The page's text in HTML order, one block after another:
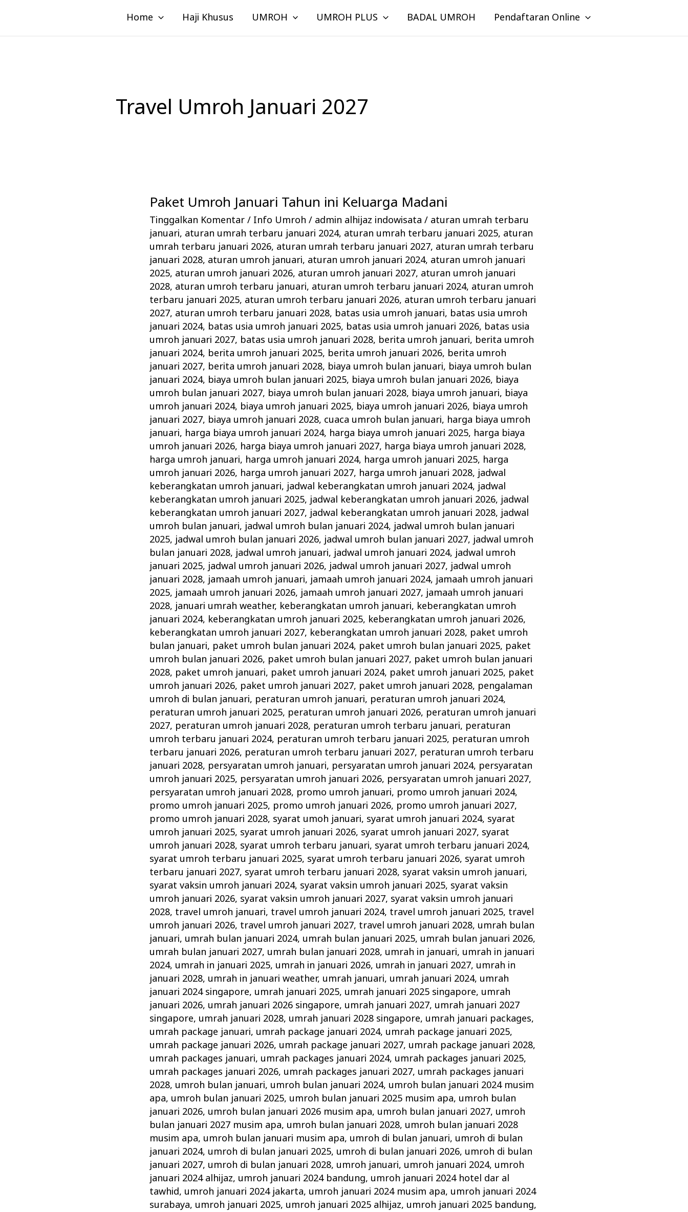
konten
Home Haji Khusus UMROH UMROH PLUS BADAL UMROH Pendaftaran Online
Travel Umroh Januari 2027
Paket Umroh Januari Tahun ini Keluarga Madani
Tinggalkan Komentar / Info Umroh / admin alhijaz indowisata/ aturan umrah terbaru
januari, aturan umrah terbaru januari 2024, aturan umrah terbaru januari 2025, aturan
umrah terbaru januari 2026, aturan umrah terbaru januari 2027, aturan umrah terbaru
januari 2028, aturan umroh januari, aturan umroh januari 2024, aturan umroh januari
2025, aturan umroh januari 2026, aturan umroh januari 2027, aturan umroh januari
2028, aturan umroh terbaru januari, aturan umroh terbaru januari 2024, aturan umroh
terbaru januari 2025, aturan umroh terbaru januari 2026, aturan umroh terbaru januari
2027, aturan umroh terbaru januari 2028, batas usia umroh januari, batas usia umroh
januari 2024, batas usia umroh januari 2025, batas usia umroh januari 2026, batas usia
umroh januari 2027, batas usia umroh januari 2028, berita umroh januari, berita umroh
januari 2024, berita umroh januari 2025, berita umroh januari 2026, berita umroh
januari 2027, berita umroh januari 2028, biaya umroh bulan januari, biaya umroh bulan
januari 2024, biaya umroh bulan januari 2025, biaya umroh bulan januari 2026, biaya
umroh bulan januari 2027, biaya umroh bulan januari 2028, biaya umroh januari, biaya
umroh januari 2024, biaya umroh januari 2025, biaya umroh januari 2026, biaya umroh
januari 2027, biaya umroh januari 2028, cuaca umroh bulan januari, harga biaya umroh
januari, harga biaya umroh januari 2024, harga biaya umroh januari 2025, harga biaya
umroh januari 2026, harga biaya umroh januari 2027, harga biaya umroh januari 2028,
harga umroh januari, harga umroh januari 2024, harga umroh januari 2025, harga
umroh januari 2026, harga umroh januari 2027, harga umroh januari 2028, jadwal
keberangkatan umroh januari, jadwal keberangkatan umroh januari 2024, jadwal
keberangkatan umroh januari 2025, jadwal keberangkatan umroh januari 2026, jadwal
keberangkatan umroh januari 2027, jadwal keberangkatan umroh januari 2028, jadwal
umroh bulan januari, jadwal umroh bulan januari 2024, jadwal umroh bulan januari
2025, jadwal umroh bulan januari 2026, jadwal umroh bulan januari 2027, jadwal umroh
bulan januari 2028, jadwal umroh januari, jadwal umroh januari 2024, jadwal umroh
januari 2025, jadwal umroh januari 2026, jadwal umroh januari 2027, jadwal umroh
januari 2028, jamaah umroh januari, jamaah umroh januari 2024, jamaah umroh januari
2025, jamaah umroh januari 2026, jamaah umroh januari 2027, jamaah umroh januari
2028, januari umrah weather, keberangkatan umroh januari, keberangkatan umroh
januari 2024, keberangkatan umroh januari 2025, keberangkatan umroh januari 2026,
keberangkatan umroh januari 2027, keberangkatan umroh januari 2028, paket umroh
bulan januari, paket umroh bulan januari 2024, paket umroh bulan januari 2025, paket
umroh bulan januari 2026, paket umroh bulan januari 2027, paket umroh bulan januari
2028, paket umroh januari, paket umroh januari 2024, paket umroh januari 2025, paket
umroh januari 2026, paket umroh januari 2027, paket umroh januari 2028, pengalaman
umroh di bulan januari, peraturan umroh januari, peraturan umroh januari 2024,
peraturan umroh januari 2025, peraturan umroh januari 2026, peraturan umroh januari
2027, peraturan umroh januari 2028, peraturan umroh terbaru januari, peraturan
umroh terbaru januari 2024, peraturan umroh terbaru januari 2025, peraturan umroh
terbaru januari 2026, peraturan umroh terbaru januari 2027, peraturan umroh terbaru
januari 2028, persyaratan umroh januari, persyaratan umroh januari 2024, persyaratan
umroh januari 2025, persyaratan umroh januari 2026, persyaratan umroh januari 2027,
persyaratan umroh januari 2028, promo umroh januari, promo umroh januari 2024,
promo umroh januari 2025, promo umroh januari 2026, promo umroh januari 2027,
promo umroh januari 2028, syarat umoh januari, syarat umroh januari 2024, syarat
umroh januari 2025, syarat umroh januari 2026, syarat umroh januari 2027, syarat
umroh januari 2028, syarat umroh terbaru januari, syarat umroh terbaru januari 2024,
syarat umroh terbaru januari 2025, syarat umroh terbaru januari 2026, syarat umroh
terbaru januari 2027, syarat umroh terbaru januari 2028, syarat vaksin umroh januari,
syarat vaksin umroh januari 2024, syarat vaksin umroh januari 2025, syarat vaksin
umroh januari 2026, syarat vaksin umroh januari 2027, syarat vaksin umroh januari
2028, travel umroh januari, travel umroh januari 2024, travel umroh januari 2025, travel
umroh januari 2026, travel umroh januari 2027, travel umroh januari 2028, umrah bulan
januari, umrah bulan januari 2024, umrah bulan januari 2025, umrah bulan januari 2026,
umrah bulan januari 2027, umrah bulan januari 2028, umrah in januari, umrah in januari
2024, umrah in januari 2025, umrah in januari 2026, umrah in januari 2027, umrah in
januari 2028, umrah in januari weather, umrah januari, umrah januari 2024, umrah
januari 2024 singapore, umrah januari 2025, umrah januari 2025 singapore, umrah
januari 2026, umrah januari 2026 singapore, umrah januari 2027, umrah januari 2027
singapore, umrah januari 2028, umrah januari 2028 singapore, umrah januari packages,
umrah package januari, umrah package januari 2024, umrah package januari 2025,
umrah package januari 2026, umrah package januari 2027, umrah package januari 2028,
umrah packages januari, umrah packages januari 2024, umrah packages januari 2025,
umrah packages januari 2026, umrah packages januari 2027, umrah packages januari
2028, umroh bulan januari, umroh bulan januari 2024, umroh bulan januari 2024 musim
apa, umroh bulan januari 2025, umroh bulan januari 2025 musim apa, umroh bulan
januari 2026, umroh bulan januari 2026 musim apa, umroh bulan januari 2027, umroh
bulan januari 2027 musim apa, umroh bulan januari 2028, umroh bulan januari 2028
musim apa, umroh bulan januari musim apa, umroh di bulan januari, umroh di bulan
januari 2024, umroh di bulan januari 2025, umroh di bulan januari 2026, umroh di bulan
januari 2027, umroh di bulan januari 2028, umroh januari, umroh januari 2024, umroh
januari 2024 alhijaz, umroh januari 2024 bandung, umroh januari 2024 hotel dar al
tawhid, umroh januari 2024 jakarta, umroh januari 2024 musim apa, umroh januari 2024
surabaya, umroh januari 2025, umroh januari 2025 alhijaz, umroh januari 2025 bandung,
Paket
Umroh
Januari
Tahun
ini
Keluarga
Madani